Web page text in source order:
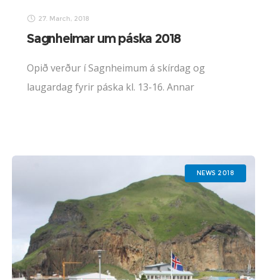
27. March, 2018
Sagnheimar um páska 2018
Opið verður í Sagnheimum á skírdag og
laugardag fyrir páska kl. 13-16. Annar
NEWS 2018